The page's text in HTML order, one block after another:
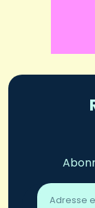
Adresse
email